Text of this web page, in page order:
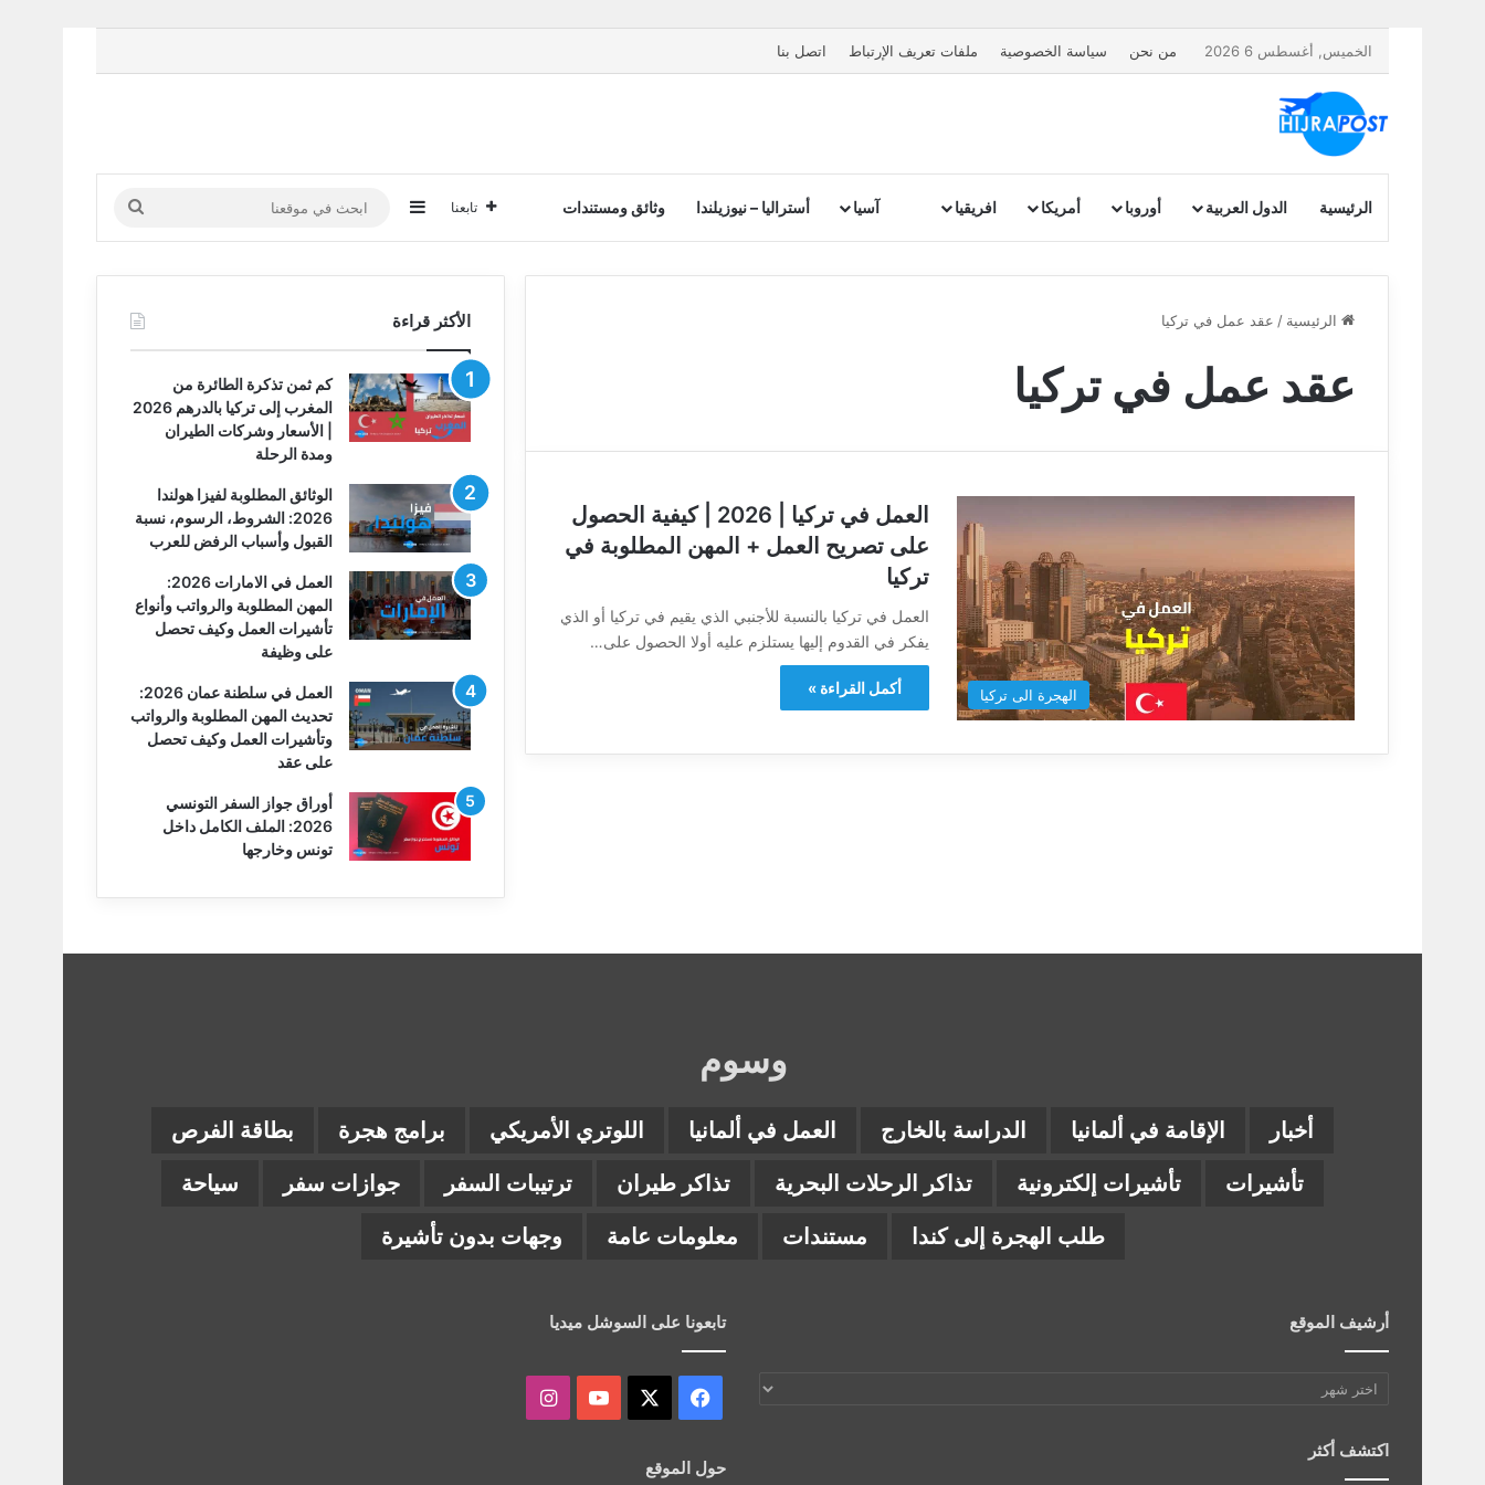
الخميس, أغسطس 6 2026 من نحن سياسة الخصوصية ملفات تعريف الإرتباط اتصل بنا
الرئيسية الدول العربية أوروبا أمريكا افريقيا آسيا أستراليا – نيوزيلندا وثائق ومستندات تابعنا إضافة عمود جانبي
ابحث
في
الرئيسية / عقد عمل في تركيا
عقد عمل في تركيا
الهجرة الى تركيا
العمل في تركيا | 2026 | كيفية الحصول
على تصريح العمل + المهن المطلوبة في
تركيا
العمل في تركيا بالنسبة للأجنبي الذي يقيم في تركيا أو الذي
يفكر في القدوم إليها يستلزم عليه أولا الحصول على…
أكمل القراءة »
الأكثر قراءة
كم ثمن تذكرة الطائرة من
المغرب إلى تركيا بالدرهم 2026
| الأسعار وشركات الطيران
ومدة الرحلة
الوثائق المطلوبة لفيزا هولندا
2026: الشروط، الرسوم، نسبة
القبول وأسباب الرفض للعرب
العمل في الامارات 2026:
المهن المطلوبة والرواتب وأنواع
تأشيرات العمل وكيف تحصل
على وظيفة
العمل في سلطنة عمان 2026:
تحديث المهن المطلوبة والرواتب
وتأشيرات العمل وكيف تحصل
على عقد
أوراق جواز السفر التونسي
2026: الملف الكامل داخل
تونس وخارجها
وسوم
أخبار الإقامة في ألمانيا الدراسة بالخارج العمل في ألمانيا اللوتري الأمريكي برامج هجرة
بطاقة الفرص
تأشيرات
تأشيرات إلكترونية تذاكر الرحلات البحرية تذاكر طيران ترتيبات السفر جوازات سفر
سياحة
طلب الهجرة إلى كندا
مستندات معلومات عامة وجهات بدون تأشيرة
أرشيف الموقع
أرشيف
اكتشف أكثر
تابعونا على السوشل ميديا
فيسبوك ‫YouTubeانستقرام
حول الموقع